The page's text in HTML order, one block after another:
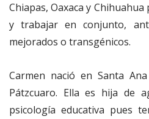
Chiapas, Oaxaca y
y trabajar en conjunto,
mejorados o transgénicos.
Carmen nació en Santa
Pátzcuaro. Ella es hija de
psicología educativa pues